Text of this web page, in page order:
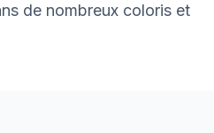
de nombreux coloris et